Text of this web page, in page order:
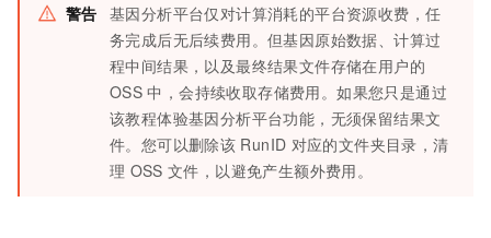
警告 基因分析平台仅对计算消耗的平台资源收费，任
务完成后无后续费用。但基因原始数据、计算过
程中间结果，以及最终结果文件存储在用户的
OSS 中，会持续收取存储费用。如果您只是通过
该教程体验基因分析平台功能，无须保留结果文
件。您可以删除该 RunID 对应的文件夹目录，清
理 OSS 文件，以避免产生额外费用。